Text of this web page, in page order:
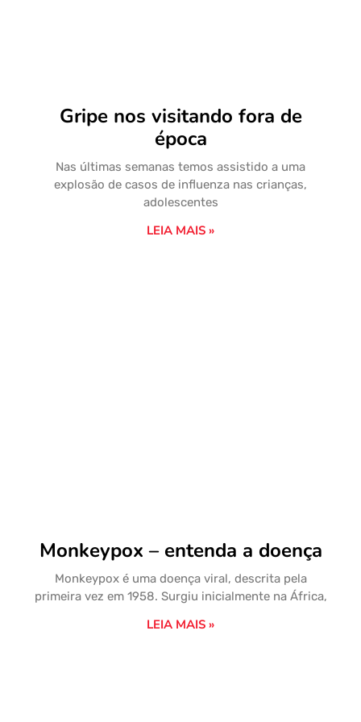
Gripe nos visitando fora de
época
Nas últimas semanas temos assistido a uma
explosão de casos de influenza nas crianças,
adolescentes
LEIA MAIS »
Monkeypox – entenda a doença
Monkeypox é uma doença viral, descrita pela
primeira vez em 1958. Surgiu inicialmente na África,
LEIA MAIS »